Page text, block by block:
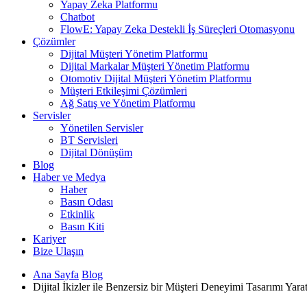
Yapay Zeka Platformu
Chatbot
FlowE: Yapay Zeka Destekli İş Süreçleri Otomasyonu
Çözümler
Dijital Müşteri Yönetim Platformu
Dijital Markalar Müşteri Yönetim Platformu
Otomotiv Dijital Müşteri Yönetim Platformu
Müşteri Etkileşimi Çözümleri
Ağ Satış ve Yönetim Platformu
Servisler
Yönetilen Servisler
BT Servisleri
Dijital Dönüşüm
Blog
Haber ve Medya
Haber
Basın Odası
Etkinlik
Basın Kiti
Kariyer
Bize Ulaşın
Ana Sayfa Blog
Dijital İkizler ile Benzersiz bir Müşteri Deneyimi Tasarımı